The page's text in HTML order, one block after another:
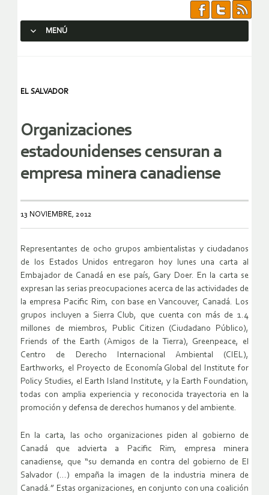
MENÚ
EL SALVADOR
Organizaciones
estadounidenses censuran a
empresa minera canadiense
13 NOVIEMBRE, 2012
Representantes de ocho grupos ambientalistas y ciudadanos
de los Estados Unidos entregaron hoy lunes una carta al
Embajador de Canadá en ese país, Gary Doer. En la carta se
expresan las serias preocupaciones acerca de las actividades de
la empresa Pacific Rim, con base en Vancouver, Canadá. Los
grupos incluyen a Sierra Club, que cuenta con más de 1.4
millones de miembros, Public Citizen (Ciudadano Público),
Friends of the Earth (Amigos de la Tierra), Greenpeace, el
Centro de Derecho Internacional Ambiental (CIEL),
Earthworks, el Proyecto de Economía Global del Institute for
Policy Studies, el Earth Island Institute, y la Earth Foundation,
todas con amplia experiencia y reconocida trayectoria en la
promoción y defensa de derechos humanos y del ambiente.
En la carta, las ocho organizaciones piden al gobierno de
Canadá que advierta a Pacific Rim, empresa minera
canadiense, que “su demanda en contra del gobierno de El
Salvador (…) empaña la imagen de la industria minera de
Canadá.” Estas organizaciones, en conjunto con una coalición